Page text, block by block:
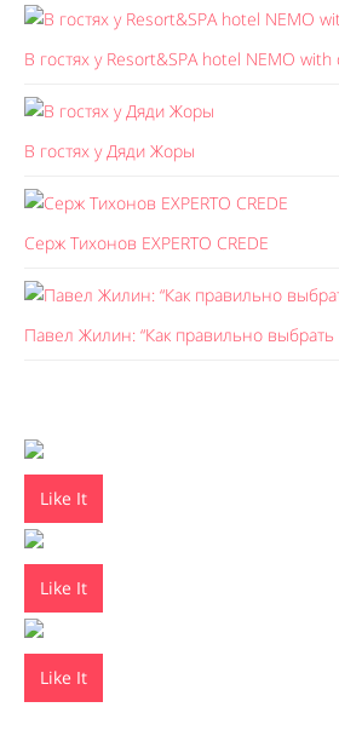
В гостях у Resort&SPA hotel NEMO with
В гостях у Дяди Жоры
Серж Тихонов EXPERTO CREDE
Павел Жилин: “Как правильно выбрать
Like It
Like It
Like It